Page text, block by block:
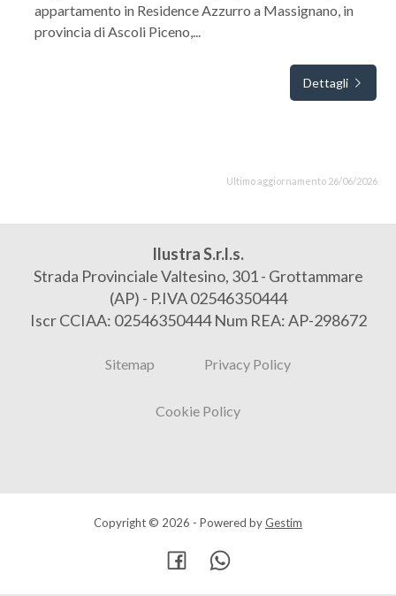
appartamento in Residence Azzurro a Massignano, in
provincia di Ascoli Piceno,...
Dettagli
Ultimo aggiornamento 26/06/2026
Ilustra S.r.l.s.
Strada Provinciale Valtesino, 301 - Grottammare
(AP) - P.IVA 02546350444
Iscr CCIAA: 02546350444 Num REA: AP-298672
Sitemap Privacy Policy
Cookie Policy
Copyright © 2026 - Powered byGestim